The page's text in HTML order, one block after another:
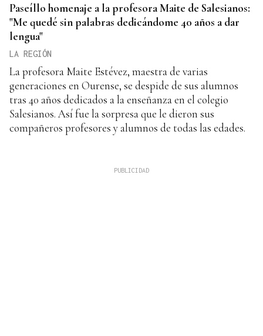
Paseíllo homenaje a la profesora Maite de Salesianos:
"Me quedé sin palabras dedicándome 40 años a dar
lengua"
LA REGIÓN
La profesora Maite Estévez, maestra de varias
generaciones en Ourense, se despide de sus alumnos
tras 40 años dedicados a la enseñanza en el colegio
Salesianos. Así fue la sorpresa que le dieron sus
compañeros profesores y alumnos de todas las edades.